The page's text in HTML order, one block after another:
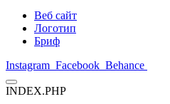
Веб сайт
Логотип
Бриф
Instagram Facebook Behance
INDEX.PHP